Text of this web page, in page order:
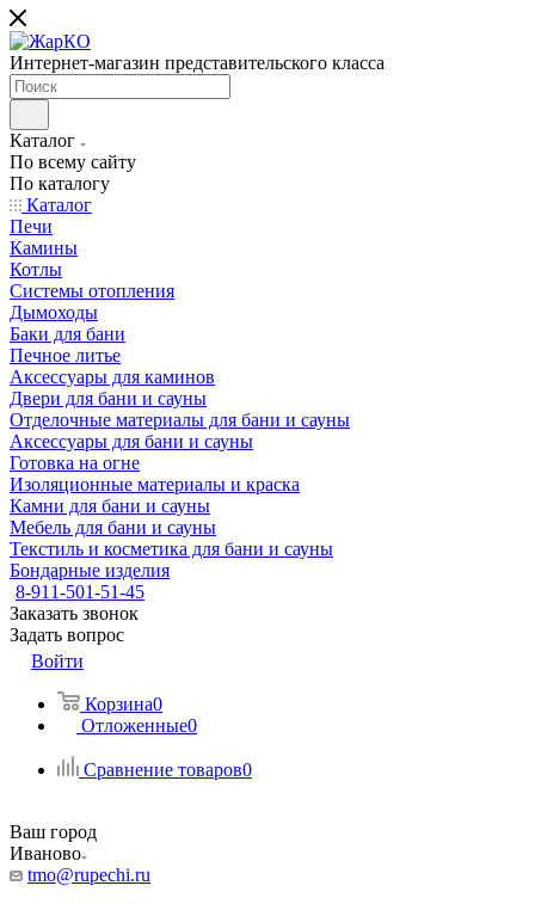
Интернет-магазин представительского класса
Каталог
По всему сайту
По каталогу
Каталог
Печи
Камины
Котлы
Системы отопления
Дымоходы
Баки для бани
Печное литье
Аксессуары для каминов
Двери для бани и сауны
Отделочные материалы для бани и сауны
Аксессуары для бани и сауны
Готовка на огне
Изоляционные материалы и краска
Камни для бани и сауны
Мебель для бани и сауны
Текстиль и косметика для бани и сауны
Бондарные изделия
8-911-501-51-45
Заказать звонок
Задать вопрос
Войти
Корзина0
Отложенные0
Сравнение товаров0
Ваш город
Иваново
tmo@rupechi.ru